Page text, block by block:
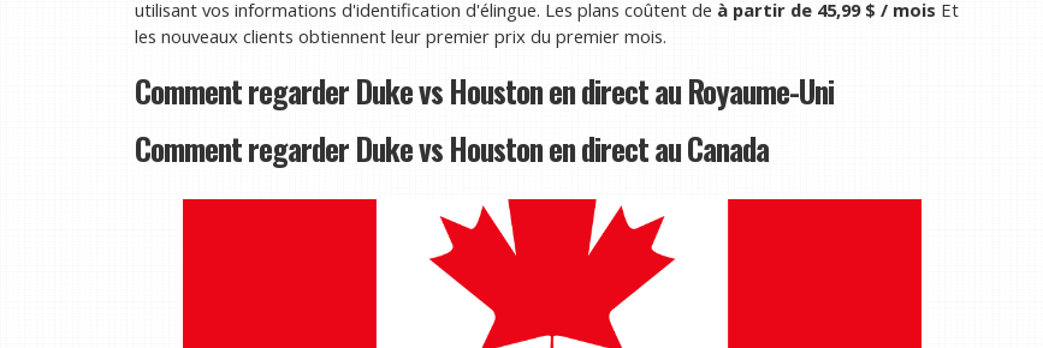
utilisant vos informations d'identification d'élingue. Les plans coûtent de à partir de 45,99 $ / mois Et
les nouveaux clients obtiennent leur premier prix du premier mois.
Comment regarder Duke vs Houston en direct au Royaume-Uni
Comment regarder Duke vs Houston en direct au Canada